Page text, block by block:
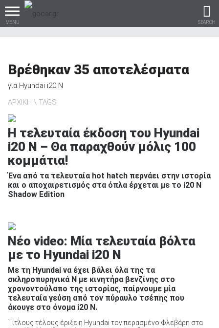
MENU SEARCH
Βρες τα πάντα για το
βρες το!
ΑΝΑΖΗΤΗΣΗ
Μεταχειρισμένα
Βρέθηκαν 35 αποτελέσματα
για Hyundai i20 N
ΑΡΧΙΚΗ
TAGS
Η τελευταία έκδοση του Hyundai
i20 N – Θα παραχθούν μόλις 100
κομμάτια!
Ένα από τα τελευταία hot hatch περνάει στην ιστορία
και ο αποχαιρετισμός στα όπλα έρχεται με το i20 N
Shadow Edition
Νέο video: Μία τελευταία βόλτα
με το Hyundai i20 N
Με τη Hyundai να έχει βάλει όλα της τα
σκληροπυρηνικά N με κινητήρα βενζίνης στο
χρονοντούλαπο της ιστορίας, παίρνουμε μία
τελευταία γεύση από τον πύραυλο τσέπης που
άκουγε στο όνομα i20 N.
Τίτλους τέλους έριξε η Hyundai τον περασμένο Φλεβάρη στα